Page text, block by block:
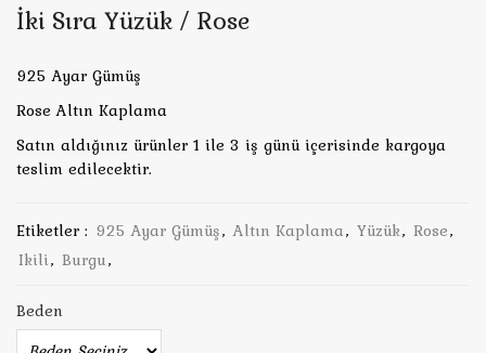
İki Sıra Yüzük / Rose
925 Ayar Gümüş
Rose Altın Kaplama
Satın aldığınız ürünler 1 ile 3 iş günü içerisinde kargoya
teslim edilecektir.
Etiketler : 925 Ayar Gümüş, Altın Kaplama, Yüzük, Rose,
Ikili, Burgu,
Beden